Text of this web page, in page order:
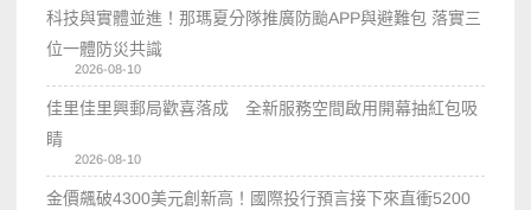
科技與實體並進！那瑪夏分隊推廣防颱APP與避難包 落實三
位一體防災共識
2026-08-10
佳里佳里興郵局歡喜落成 全新服務空間啟用開幕抽紅包吸
睛
2026-08-10
金價飆破4300美元創新高！國際投行預言接下來直衝5200